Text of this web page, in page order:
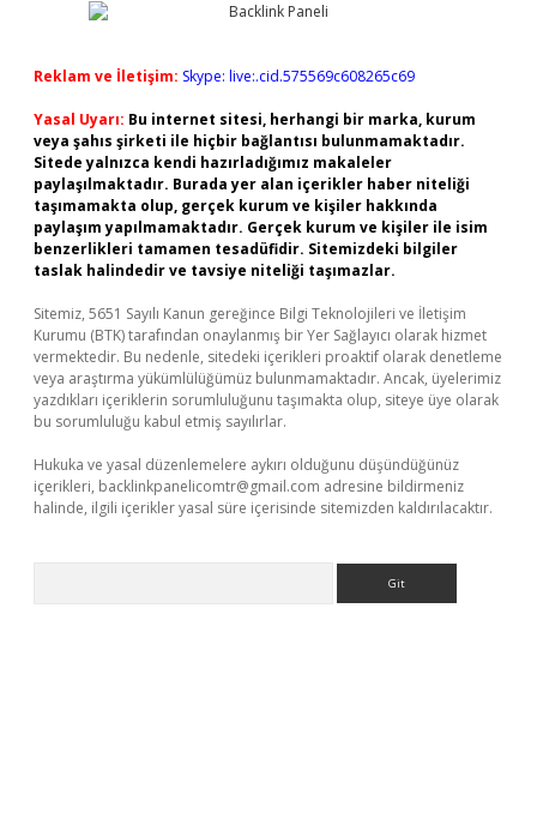
Reklam ve İletişim: Skype: live:.cid.575569c608265c69
Yasal Uyarı: Bu internet sitesi, herhangi bir marka, kurum
veya şahıs şirketi ile hiçbir bağlantısı bulunmamaktadır.
Sitede yalnızca kendi hazırladığımız makaleler
paylaşılmaktadır. Burada yer alan içerikler haber niteliği
taşımamakta olup, gerçek kurum ve kişiler hakkında
paylaşım yapılmamaktadır. Gerçek kurum ve kişiler ile isim
benzerlikleri tamamen tesadüfidir. Sitemizdeki bilgiler
taslak halindedir ve tavsiye niteliği taşımazlar.
Sitemiz, 5651 Sayılı Kanun gereğince Bilgi Teknolojileri ve İletişim
Kurumu (BTK) tarafından onaylanmış bir Yer Sağlayıcı olarak hizmet
vermektedir. Bu nedenle, sitedeki içerikleri proaktif olarak denetleme
veya araştırma yükümlülüğümüz bulunmamaktadır. Ancak, üyelerimiz
yazdıkları içeriklerin sorumluluğunu taşımakta olup, siteye üye olarak
bu sorumluluğu kabul etmiş sayılırlar.
Hukuka ve yasal düzenlemelere aykırı olduğunu düşündüğünüz
içerikleri, backlinkpanelicomtr@gmail.com adresine bildirmeniz
halinde, ilgili içerikler yasal süre içerisinde sitemizden kaldırılacaktır.